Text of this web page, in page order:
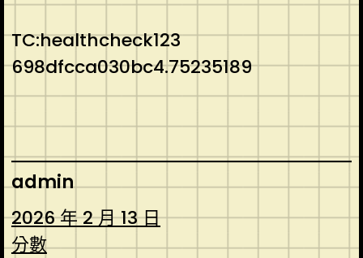
TC:healthcheck123
698dfcca030bc4.75235189
admin
2026 年 2 月 13 日
分數